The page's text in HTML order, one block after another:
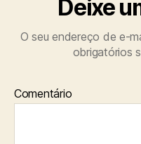
Deixe
O seu endereço de e-
obrigatórios
Comentário